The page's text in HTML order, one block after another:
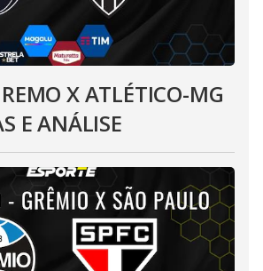
REMO X ATLÉTICO-MG
E ANÁLISE